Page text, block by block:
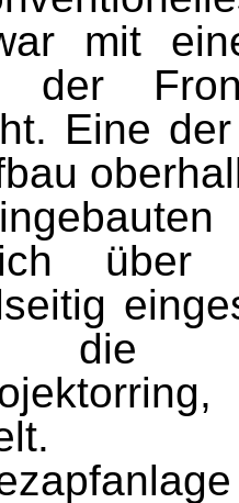
mit
der
Eine
die